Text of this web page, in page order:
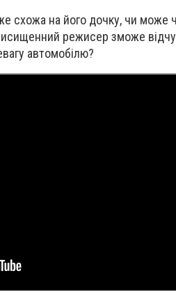
схожа на його дочку, чи може
режисер зможе
автомобілю?